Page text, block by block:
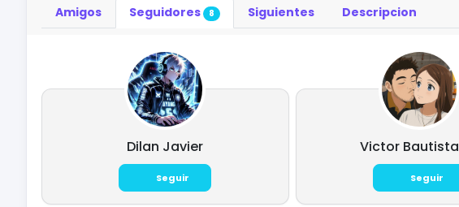
Amigos Seguidores 8 Siguientes Descripcion
Dilan Javier
Seguir
Victor Bautista
Seguir